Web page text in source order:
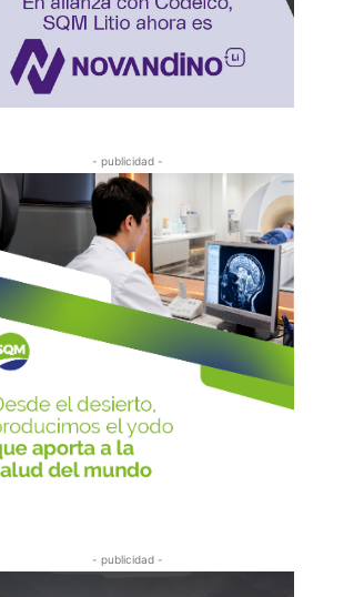
- publicidad -
- publicidad -